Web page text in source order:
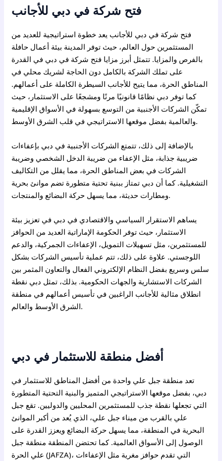
فتح شركة في دبي للأجانب
فتح شركة في دبي للأجانب يعد خطوة استراتيجية للعديد من
المستثمرين حول العالم، حيث توفر المدينة بيئة أعمال حافلة
بالفرص والمزايا. تتمثل أبرز مزايا فتح شركة في دبي في القدرة
على تملك الشركة بالكامل دون الحاجة لشريك محلي في
المناطق الحرة، مما يتيح للأجانب السيطرة الكاملة على أعمالهم.
كما توفر دبي نظامًا قانونيًا مرنًا ومشجعًا على الاستثمار، حيث
تمكّن الشركات الأجنبية من التوسع بسهولة في الأسواق الإقليمية
والعالمية بفضل موقعها الاستراتيجي في قلب الشرق الأوسط.
بالإضافة إلى ذلك، تتمتع الشركات الأجنبية في دبي بإعفاءات
ضريبية جذابة، مثل الإعفاء من ضريبة الدخل الشخصي وضريبة
الشركات في بعض المناطق الحرة، مما يقلل من التكاليف
التشغيلية. كما أن دبي تمتاز ببنية تحتية متطورة تضم موانئ بحرية
ومطارات حديثة، مما يسهل حركة البضائع والمنتجات.
يساهم الاستقرار السياسي والاقتصادي في دبي في تعزيز بيئة
الاستثمار، حيث توفر الحكومة الإماراتية العديد من الحوافز
للمستثمرين، مثل تسهيلات التمويل، الإعفاءات الجمركية، والدعم
اللوجستي. علاوة على ذلك، تتم عملية تأسيس الشركات بشكل
سلس وسريع بفضل النظام الإلكتروني الفعال والتعاون المثمر بين
الشركات الاستشارية والجهات الحكومية. بذلك، تمثل دبي نقطة
انطلاق مثالية للأجانب الراغبين في تأسيس أعمالهم في منطقة
الشرق الأوسط والعالم.
أفضل منطقة للاستثمار في دبي
تعد منطقة جبل علي واحدة من أفضل المناطق للاستثمار في
دبي، بفضل موقعها الاستراتيجي المتميز والبنية التحتية المتطورة
التي تجعلها نقطة جذب للمستثمرين المحليين والدوليين. تقع جبل
علي بالقرب من ميناء جبل علي، الذي يُعد من أكبر الموانئ
البحرية في المنطقة، مما يسهل حركة البضائع ويعزز القدرة على
الوصول إلى الأسواق العالمية. كما تحتضن المنطقة منطقة جبل
علي الحرة (JAFZA)، التي تقدم حوافز مغرية مثل الإعفاءات